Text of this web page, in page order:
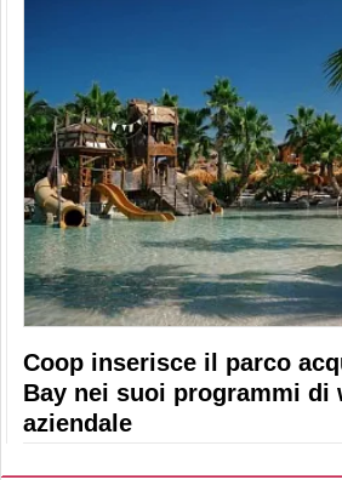
Coop inserisce il parco
Bay nei suoi programmi di
aziendale